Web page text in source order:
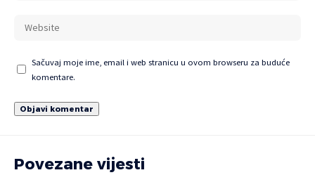
Sačuvaj moje ime, email i web stranicu u ovom browseru za buduće
komentare.
Povezane vijesti